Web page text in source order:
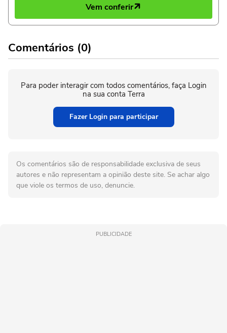
Vem conferir
Comentários (0)
Para poder interagir com todos comentários, faça Login
na sua conta Terra
Fazer Login para participar
Os comentários são de responsabilidade exclusiva de seus
autores e não representam a opinião deste site. Se achar algo
que viole os termos de uso, denuncie.
PUBLICIDADE